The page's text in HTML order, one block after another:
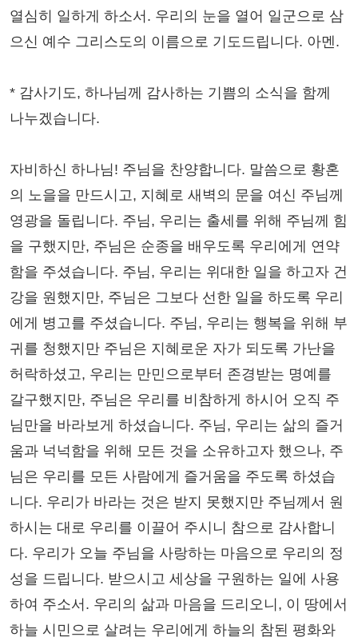
열심히 일하게 하소서. 우리의 눈을 열어 일군으로 삼
으신 예수 그리스도의 이름으로 기도드립니다. 아멘.
* 감사기도, 하나님께 감사하는 기쁨의 소식을 함께
나누겠습니다.
자비하신 하나님! 주님을 찬양합니다. 말씀으로 황혼
의 노을을 만드시고, 지혜로 새벽의 문을 여신 주님께
영광을 돌립니다. 주님, 우리는 출세를 위해 주님께 힘
을 구했지만, 주님은 순종을 배우도록 우리에게 연약
함을 주셨습니다. 주님, 우리는 위대한 일을 하고자 건
강을 원했지만, 주님은 그보다 선한 일을 하도록 우리
에게 병고를 주셨습니다. 주님, 우리는 행복을 위해 부
귀를 청했지만 주님은 지혜로운 자가 되도록 가난을
허락하셨고, 우리는 만민으로부터 존경받는 명예를
갈구했지만, 주님은 우리를 비참하게 하시어 오직 주
님만을 바라보게 하셨습니다. 주님, 우리는 삶의 즐거
움과 넉넉함을 위해 모든 것을 소유하고자 했으나, 주
님은 우리를 모든 사람에게 즐거움을 주도록 하셨습
니다. 우리가 바라는 것은 받지 못했지만 주님께서 원
하시는 대로 우리를 이끌어 주시니 참으로 감사합니
다. 우리가 오늘 주님을 사랑하는 마음으로 우리의 정
성을 드립니다. 받으시고 세상을 구원하는 일에 사용
하여 주소서. 우리의 삶과 마음을 드리오니, 이 땅에서
하늘 시민으로 살려는 우리에게 하늘의 참된 평화와